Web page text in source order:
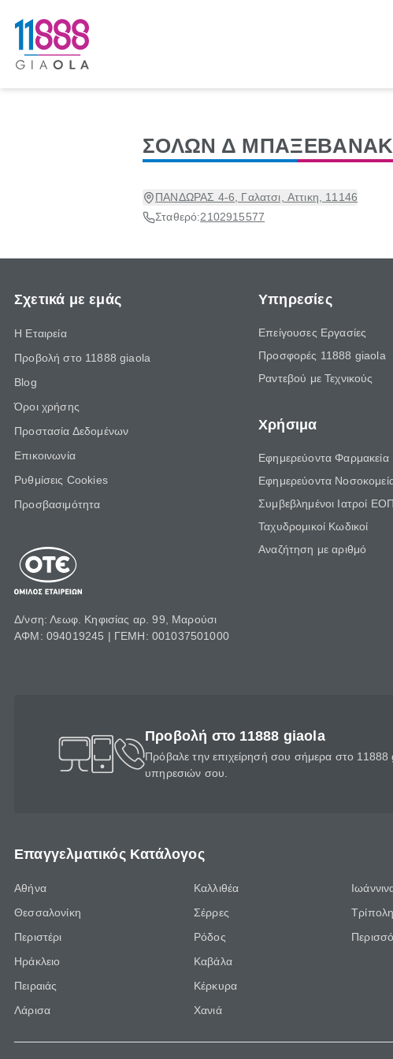
ΣΟΛΩΝ Δ
ΠΑΝΔΩΡΑΣ 4-6, Γαλατσι, Αττικη, 11146
Σταθερό:2102915577
Σχετικά με εμάς
Η Εταιρεία
Προβολή στο 11888 giaola
Blog
Όροι χρήσης
Προστασία Δεδομένων
Επικοινωνία
Ρυθμίσεις Cookies
Προσβασιμότητα
Δ/νση: Λεωφ. Κηφισίας αρ. 99, Μαρούσι
ΑΦΜ: 094019245 | ΓΕΜΗ: 001037501000
Υπηρεσίες
Επείγουσες Εργασίες
Προσφορές 11888 giaola
Ραντεβού με Τεχνικούς
Χρήσιμα
Εφημερεύοντα Φαρμακεία
Εφημερεύοντα
Συμβεβλημένοι Ιατροί
Ταχυδρομικοί Κωδικοί
Αναζήτηση με αριθμό
Προβολή στο 11888 giaola
Πρόβαλε την επιχείρησή σου σήμερα στο 11888
υπηρεσιών σου.
Επαγγελματικός Κατάλογος
Αθήνα
Θεσσαλονίκη
Περιστέρι
Ηράκλειο
Πειραιάς
Λάρισα
Καλλιθέα
Σέρρες
Ρόδος
Καβάλα
Κέρκυρα
Χανιά
Τρίπολη